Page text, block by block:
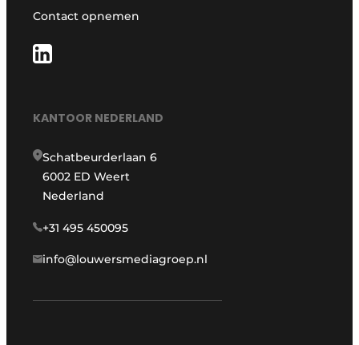
Contact opnemen
KANTOOR NEDERLAND
Schatbeurderlaan 6
6002 ED Weert
Nederland
+31 495 450095
info@louwersmediagroep.nl